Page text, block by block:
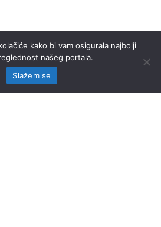
kako bi vam osigurala najbolji
našeg portala.
Slažem se